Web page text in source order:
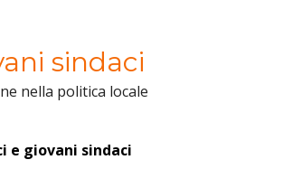
sindaci
nella politica locale
e giovani sindaci